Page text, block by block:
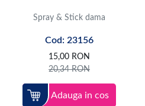
Spray & Stick dama
Cod: 23156
15,00 RON
20,34RON
Adauga in cos